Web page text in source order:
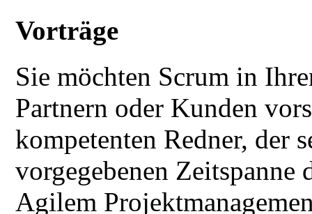
Vorträge
Sie möchten Scrum in
Partnern oder Kunden
kompetenten Redner, der
vorgegebenen
Agilem